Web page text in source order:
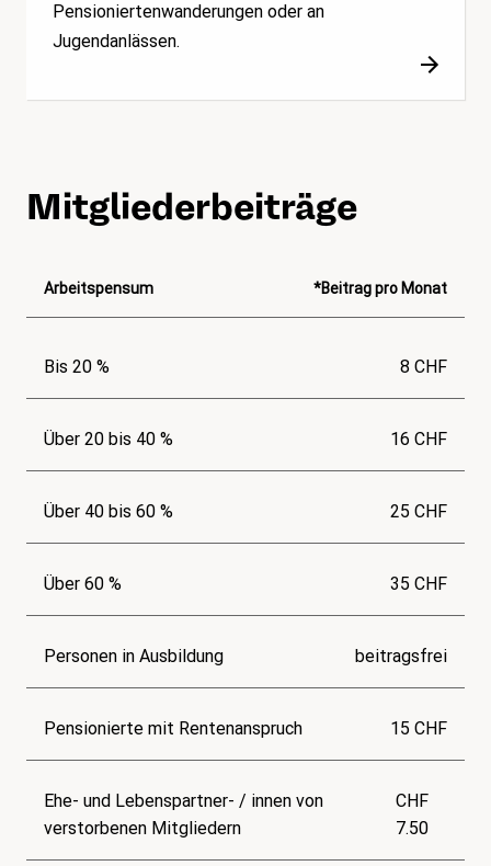
Pensioniertenwanderungen oder an
Jugendanlässen.
Mitgliederbeiträge
Arbeitspensum *Beitrag pro Monat
Bis 20 % 8 CHF
Über 20 bis 40 % 16 CHF
Über 40 bis 60 % 25 CHF
Über 60 % 35 CHF
Personen in Ausbildung beitragsfrei
Pensionierte mit Rentenanspruch 15 CHF
Ehe- und Lebenspartner- / innen von
verstorbenen Mitgliedern
CHF
7.50